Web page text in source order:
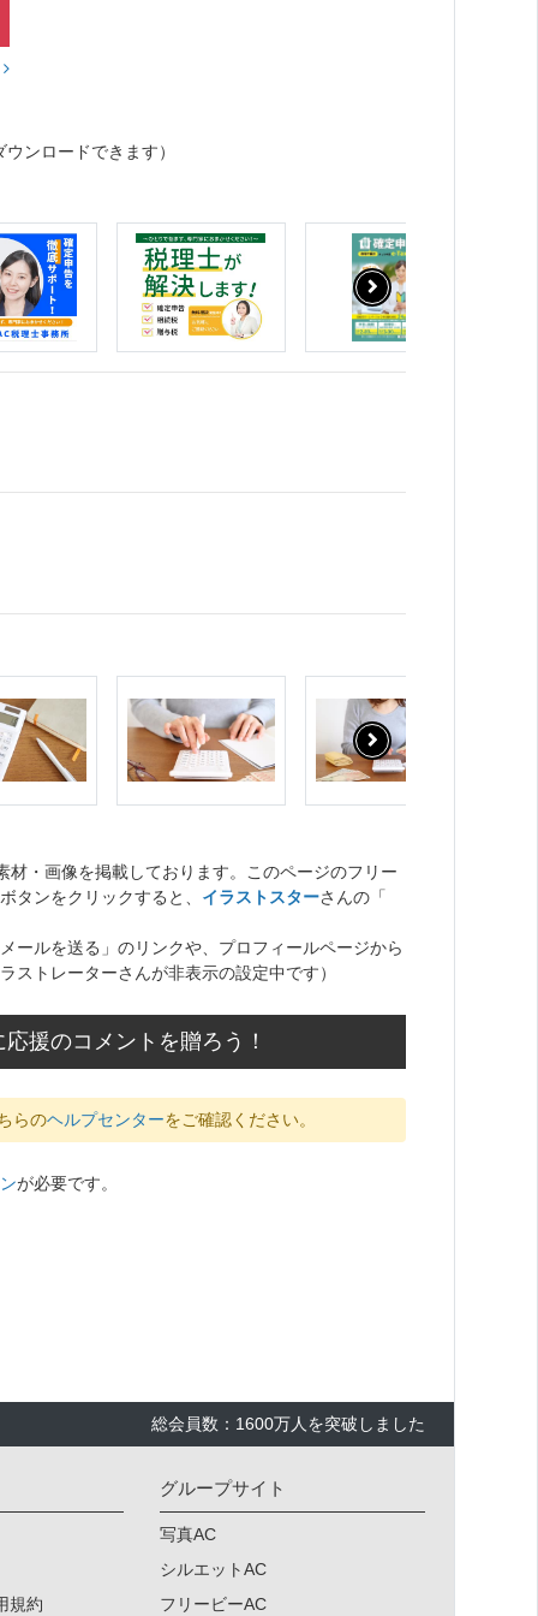
ンロードできます）
・画像を掲載しております。このページのフリー
タンをクリックすると、 イラストスターさんの「
ールを送る」のリンクや、プロフィールページから
トレーターさんが非表示の設定中です）
援のコメントを贈ろう！
らのヘルプセンターをご確認ください。
が必要です。
総会員数：1600万人を突破しました
規約
グループサイト
写真AC
シルエットAC
フリービーAC